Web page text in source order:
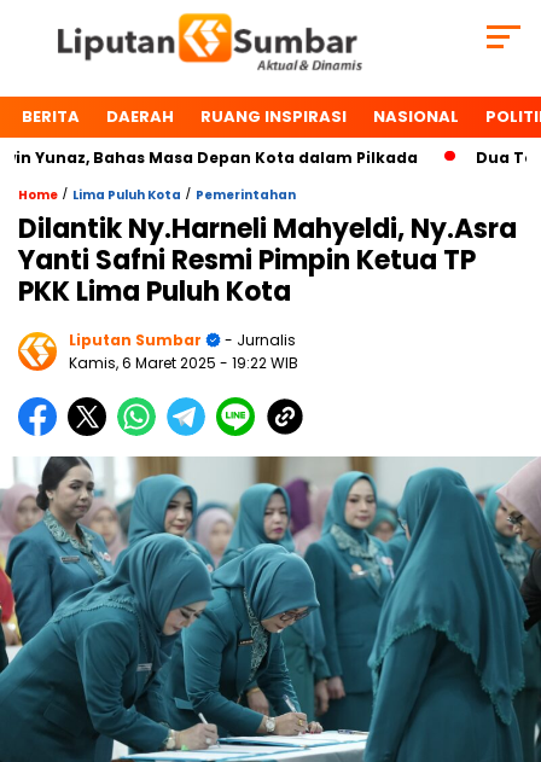
BERITA DAERAH RUANG INSPIRASI NASIONAL
Bahas Masa Depan Kota dalam Pilkada Dua Tokoh
Home / Lima Puluh Kota / Pemerintahan
Dilantik Ny.Harneli Mahyeldi, Ny.Asra
Yanti Safni Resmi Pimpin Ketua TP
PKK Lima Puluh Kota
Liputan Sumbar
- Jurnalis
Kamis, 6 Maret 2025 - 19:22 WIB